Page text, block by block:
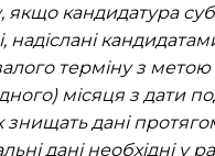
кандидатура
терміну з
місяця з дати
знищать дані
дані необхідні у